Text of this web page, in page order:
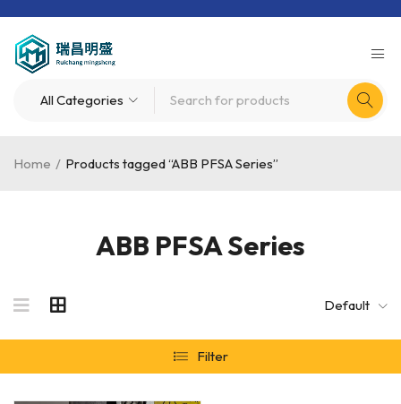
ABB PFSA Series
Home / Products tagged “ABB PFSA Series”
Default
Filter